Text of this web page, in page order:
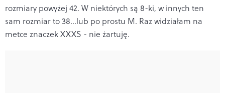
rozmiary powyżej 42. W niektórych są 8-ki, w innych ten
sam rozmiar to 38...lub po prostu M. Raz widziałam na
metce znaczek XXXS - nie żartuję.